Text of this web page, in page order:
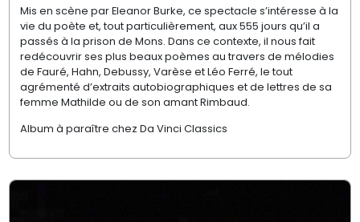
Mis en scène par Eleanor Burke, ce spectacle s’intéresse à la
vie du poète et, tout particulièrement, aux 555 jours qu’il a
passés à la prison de Mons. Dans ce contexte, il nous fait
redécouvrir ses plus beaux poèmes au travers de mélodies
de Fauré, Hahn, Debussy, Varèse et Léo Ferré, le tout
agrémenté d’extraits autobiographiques et de lettres de sa
femme Mathilde ou de son amant Rimbaud.
Album à paraître chez Da Vinci Classics